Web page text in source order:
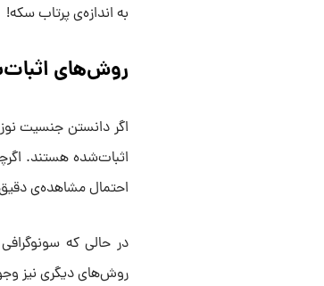
به اندازه‌ی پرتاب سکه!
روش‌های
اگر دانستن جنسیت
اثبات‌شده هستند.
احتمال مشاهده‌ی دقیق و واضح
روش‌های دیگری نیز